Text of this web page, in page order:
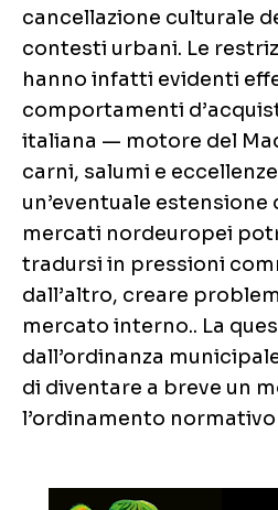
cancellazione culturale
contesti urbani. Le
hanno infatti evidenti
comportamenti
italiana — motore del
carni, salumi e
un’eventuale estensione
mercati nordeuropei
tradursi in pressioni
dall’altro, creare
mercato interno.. La
dall’ordinanza
di diventare a breve un
l’ordinamento